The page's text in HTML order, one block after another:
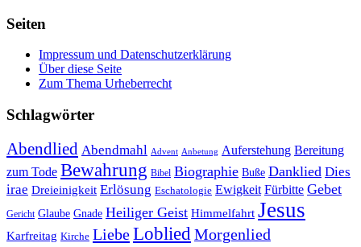
Seiten
Impressum und Datenschutzerklärung
Über diese Seite
Zum Thema Urheberrecht
Schlagwörter
Abendlied Abendmahl Advent Anbetung Auferstehung Bereitung
zum Tode Bewahrung Bibel Biographie Buße Danklied Dies
irae Dreieinigkeit Erlösung Eschatologie Ewigkeit Fürbitte Gebet
Gericht Glaube Gnade Heiliger Geist Himmelfahrt Jesus
Karfreitag Kirche LiebeLoblied Morgenlied